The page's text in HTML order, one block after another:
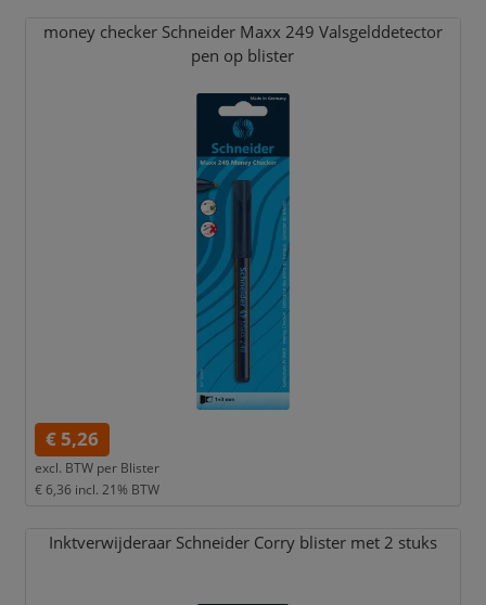
money checker Schneider Maxx 249 Valsgelddetector
pen op blister
€ 5,26
excl. BTW per Blister
€ 6,36 incl. 21% BTW
Inktverwijderaar Schneider Corry blister met 2 stuks